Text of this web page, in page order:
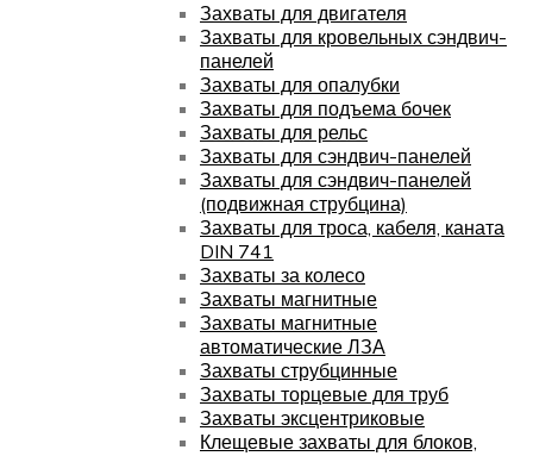
Захваты для двигателя
Захваты для кровельных сэндвич-
панелей
Захваты для опалубки
Захваты для подъема бочек
Захваты для рельс
Захваты для сэндвич-панелей
Захваты для сэндвич-панелей
(подвижная струбцина)
Захваты для троса, кабеля, каната
DIN 741
Захваты за колесо
Захваты магнитные
Захваты магнитные
автоматические ЛЗА
Захваты струбцинные
Захваты торцевые для труб
Захваты эксцентриковые
Клещевые захваты для блоков,